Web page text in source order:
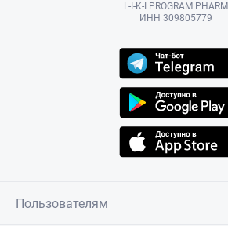
L-I-K-I PROGRAM PHARM
ИНН 309805779
Пользователям